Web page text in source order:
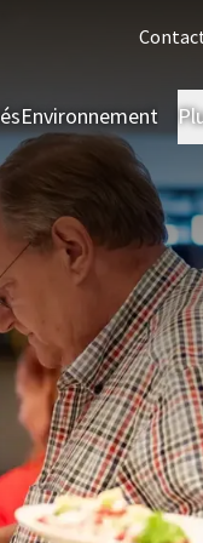
Environnement